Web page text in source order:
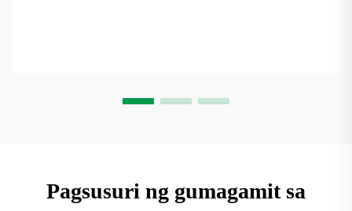
Pagsusuri ng gumagamit sa